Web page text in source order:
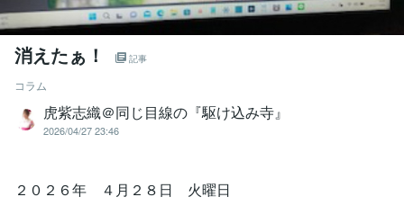
消えたぁ！ 記事
コラム
虎紫志織＠同じ目線の『駆け込み寺』
2026/04/27 23:46
２０２６年 ４月２８日 火曜日